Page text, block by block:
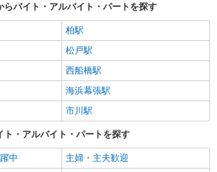
らバイト・アルバイト・パートを探す
柏駅
松戸駅
西船橋駅
海浜幕張駅
市川駅
ト・アルバイト・パートを探す
中
主婦・主夫歓迎